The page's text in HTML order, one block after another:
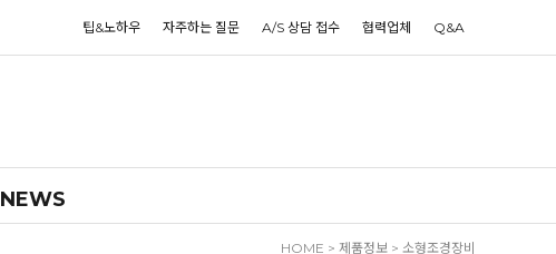
팁&노하우 자주하는 질문 A/S 상담 접수 협력업체 Q&A
NEWS
HOME > 제품정보 > 소형조경장비